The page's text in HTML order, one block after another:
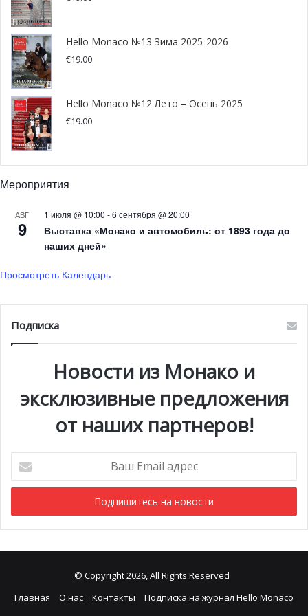
Hello Monaco №13 Зима 2025-2026
€19.00
Hello Monaco №12 Лето – Осень 2025
€19.00
Мероприятия
АВГ
9
1 июля @ 10:00 -6 сентября @ 20:00
Выставка «Монако и автомобиль: от 1893 года до
наших дней»
Просмотреть Календарь
Подписка
Новости из Монако и
эксклюзивные предложения
от наших партнеров!
Email
адрес
© Copyright 2026, All Rights Reserved
Главная
О нас Контакты
Подписка на журнал Hello Monaco